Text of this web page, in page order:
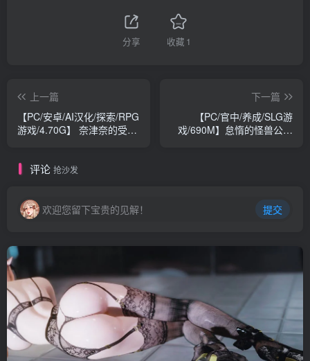
分享 收藏 1
上一篇
【PC/安卓/AI汉化/探索/RPG
游戏/4.70G】 奈津奈的受
+PC+安卓+探索RPG游戏
下一篇
【PC/官中/养成/SLG游
戏/690M】怠惰的怪兽公主
评论 抢沙发
欢迎您留下宝贵的见解！ 提交